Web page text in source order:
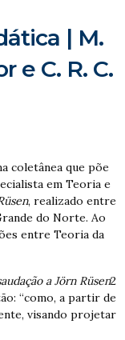
| M.
e C. R. C.
coletânea que põe
em Teoria e
, realizado entre
do Norte. Ao
entre Teoria da
a Jörn Rüsen2
“como, a partir de
visando projetar